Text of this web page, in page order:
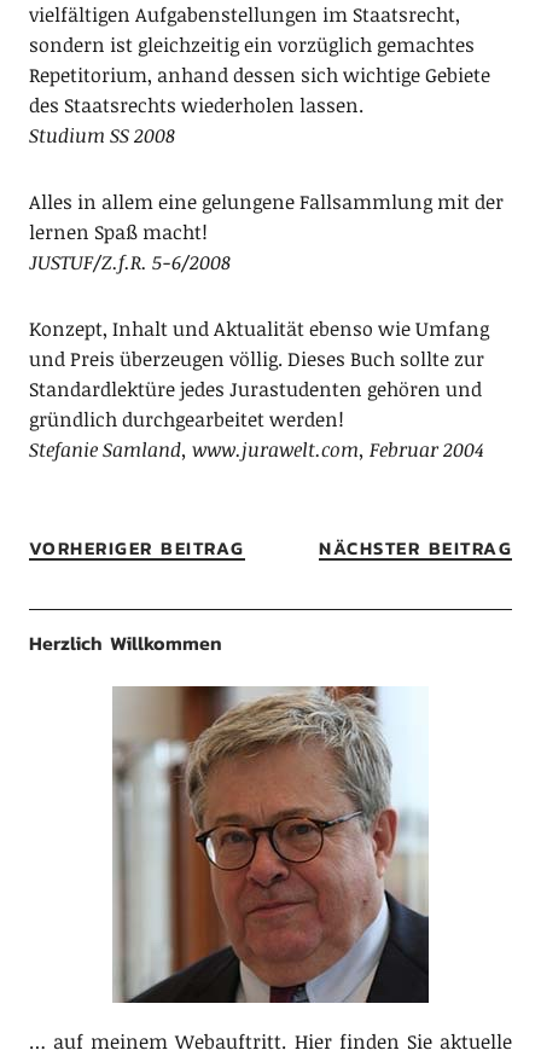
vielfältigen Aufgabenstellungen im Staatsrecht,
sondern ist gleichzeitig ein vorzüglich gemachtes
Repetitorium, anhand dessen sich wichtige Gebiete
des Staatsrechts wiederholen lassen.
Studium SS 2008
Alles in allem eine gelungene Fallsammlung mit der
lernen Spaß macht!
JUSTUF/Z.f.R. 5-6/2008
Konzept, Inhalt und Aktualität ebenso wie Umfang
und Preis überzeugen völlig. Dieses Buch sollte zur
Standardlektüre jedes Jurastudenten gehören und
gründlich durchgearbeitet werden!
Stefanie Samland, www.jurawelt.com, Februar 2004
VORHERIGER BEITRAG NÄCHSTER BEITRAG
Herzlich Willkommen
… auf meinem Webauftritt. Hier finden Sie aktuelle